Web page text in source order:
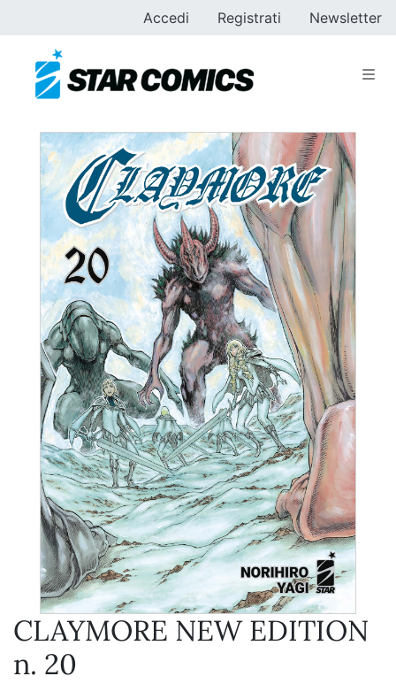
Accedi Registrati Newsletter
CLAYMORE NEW EDITION
n. 20